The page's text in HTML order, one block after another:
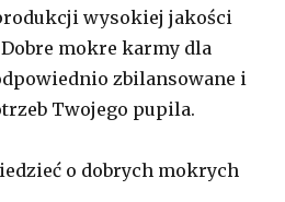
wysokiej jakości
mokre karmy dla
zbilansowane i
Twojego pupila.
o dobrych mokrych